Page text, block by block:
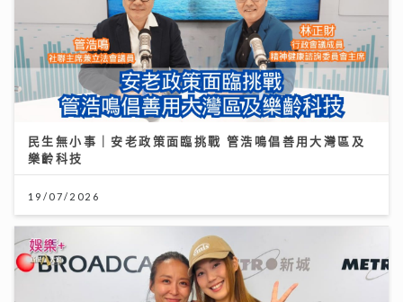
民生無小事｜安老政策面臨挑戰 管浩鳴倡善用大灣區及
樂齡科技
19/07/2026